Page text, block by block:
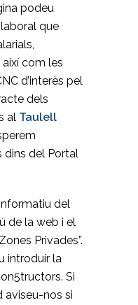
podeu
que
com les
d’interès pel
dels
al Taulell
dins del Portal
del
de la web i el
Privades”.
introduir la
Si
aviseu-nos si